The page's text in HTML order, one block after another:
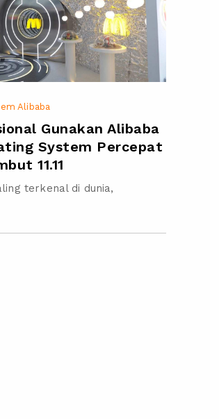
Alibaba
Gunakan Alibaba
System Percepat
11.11
terkenal di dunia,